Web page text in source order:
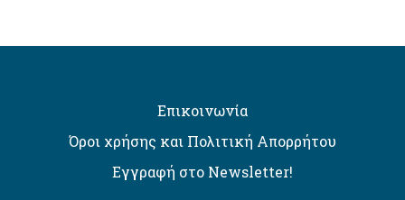
Επικοινωνία
Όροι χρήσης και Πολιτική Απορρήτου
Εγγραφή στο Newsletter!